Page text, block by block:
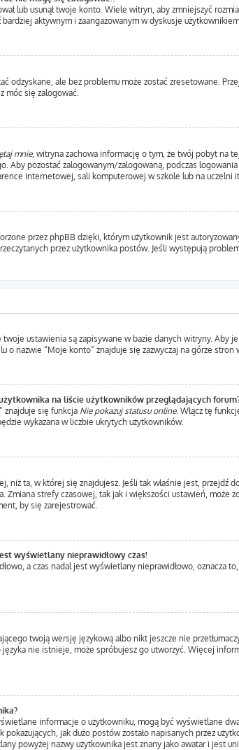
lub usunął twoje konto. Wiele witryn, aby zmniejszyć
aktywnym i zaangażowanym w dyskusje
odzyskane, ale bez problemu może zostać zresetowane.
móc się zalogować.
mnie, witryna zachowa informację o tym, że twój pobyt na
Aby pozostać zalogowanym/zalogowaną, podczas logowania
internetowej, sali komputerowej w szkole lub na uczelni
przez phpBB dzięki, którym użytkownik jest
przez użytkownika postów. Jeśli występują
ustawienia są zapisywane w bazie danych witryny. Aby
nazwie “Moje konto” znajduje się zazwyczaj na górze stron
na liście użytkowników przeglądających
znajduje się funkcja Nie pokazuj statusu online. Włącz tę
wykazana w liczbie ukrytych użytkowników.
niż ta, w której się znajdujesz. Jeśli tak właśnie jest, przejdź
Zmiana strefy czasowej, tak jak i większości ustawień, może
by się zarejestrować.
wyświetlany nieprawidłowy czas!
a czas nadal jest wyświetlany nieprawidłowo,
twoją wersję językową albo nikt jeszcze nie
nie istnieje, może spróbujesz go utworzyć. Więcej
informacje o użytkowniku, mogą być wyświetlane
jak dużo postów zostało napisanych przez
powyżej nazwy użytkownika jest znany jako awatar i jest